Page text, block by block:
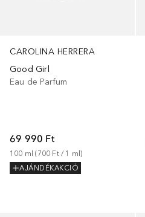
CAROLINA HERRERA
Good Girl
Eau de Parfum
69 990 Ft
100 ml (700 Ft / 1 ml)
AJÁNDÉKAKCIÓ